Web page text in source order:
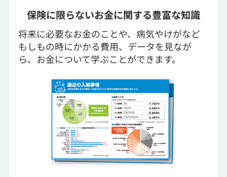
将来に必要なお金のことや、病気やけがなど
もしもの時にかかる費用、データを見なが
ら、お金について学ぶことができます。
保険に限らないお金に関する豊富な知識